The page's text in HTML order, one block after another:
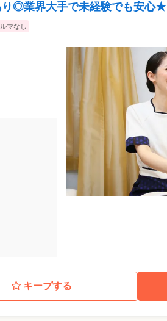
り◎業界大手で未経験でも安心★
ルマなし
キープする